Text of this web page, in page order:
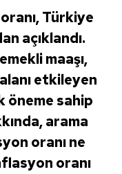
Türkiye
açıklandı.
maaşı,
etkileyen
öneme sahip
arama
oranı ne
oranı